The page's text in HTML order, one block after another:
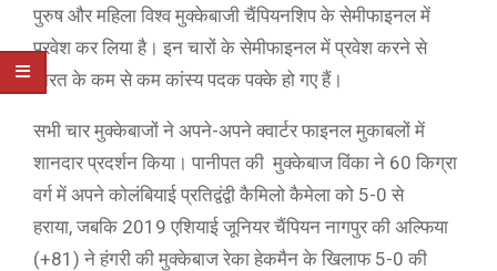
पुरुष और महिला विश्व मुक्केबाजी चैंपियनशिप के सेमीफाइनल में
प्रवेश कर लिया है। इन चारों के सेमीफाइनल में प्रवेश करने से
भारत के कम से कम कांस्य पदक पक्के हो गए हैं।
सभी चार मुक्केबाजों ने अपने-अपने क्वार्टर फाइनल मुकाबलों में
शानदार प्रदर्शन किया। पानीपत की मुक्केबाज विंका ने 60 किग्रा
वर्ग में अपने कोलंबियाई प्रतिद्वंद्वी कैमिलो कैमेला को 5-0 से
हराया, जबकि 2019 एशियाई जूनियर चैंपियन नागपुर की अल्फिया
(+81) ने हंगरी की मुक्केबाज रेका हेकमैन के खिलाफ 5-0 की